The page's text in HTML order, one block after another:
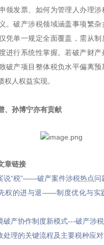
领发票、如何为管理人办理
。破产涉税领域涵盖事项繁
凭单一规定全面覆盖，需从制
进行系统性掌握。若破产财
破产项目整体税负水平偏离
权人权益实现。
、孙博宁亦有贡献
章链接
说“税”——破产案件涉税热点问
权的进与退——制度优化与实
破产协作制度新模式---破产涉税
处理的关键流程及主要税种应对